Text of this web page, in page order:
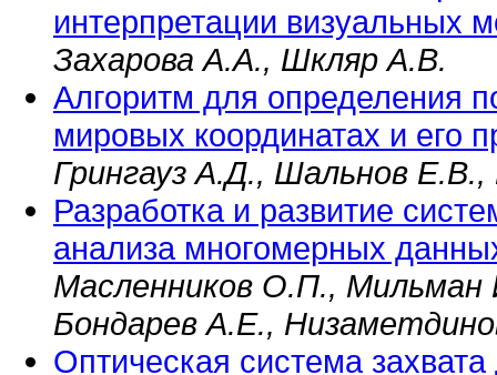
интерпретации визуальных
Захарова А.А., Шкляр А.В.
Алгоритм для определения
мировых координатах и его
Грингауз А.Д., Шальнов
Разработка и развитие
анализа многомерных
Масленников О.П.,
Бондарев А.Е.,
Оптическая система